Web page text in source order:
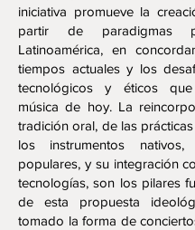
iniciativa promueve la
partir de paradigmas
Latinoamérica, en
tiempos actuales y los
tecnológicos y éticos
música de hoy. La
tradición oral, de las
los instrumentos
populares, y su integración
tecnologías, son los pilares
de esta propuesta
tomado la forma de